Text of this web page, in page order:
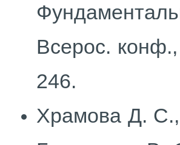
Всерос.
246.
Храмова Д.